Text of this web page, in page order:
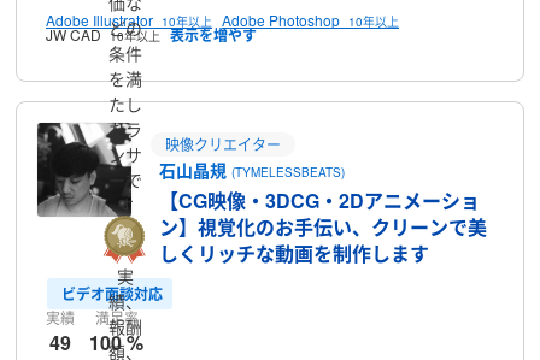
Adobe Illustrator 10年以上 Adobe Photoshop 10年以上
JW CAD 10年以上
どの
条件
を満
たし
たラ
ンサ
ーで
す
映像クリエイター
石山晶規(TYMELESSBEATS)
【CG映像・3DCG・2Dアニメーショ
ン】視覚化のお手伝い、クリーンで美
しくリッチな動画を制作します
ビデオ面談対応
実績
49
満足率
100 %
実
績、
報酬
額、